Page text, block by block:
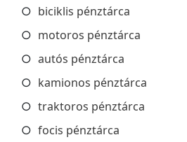
biciklis pénztárca
motoros pénztárca
autós pénztárca
kamionos pénztárca
traktoros pénztárca
focis pénztárca